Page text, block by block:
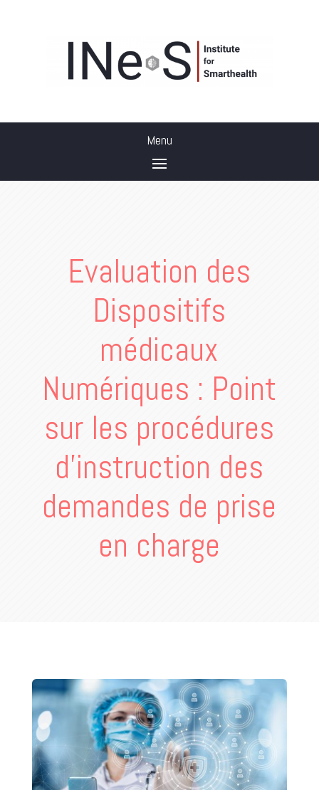
Evaluation des
Dispositifs
médicaux
Numériques : Point
sur les procédures
d’instruction des
demandes de prise
en charge